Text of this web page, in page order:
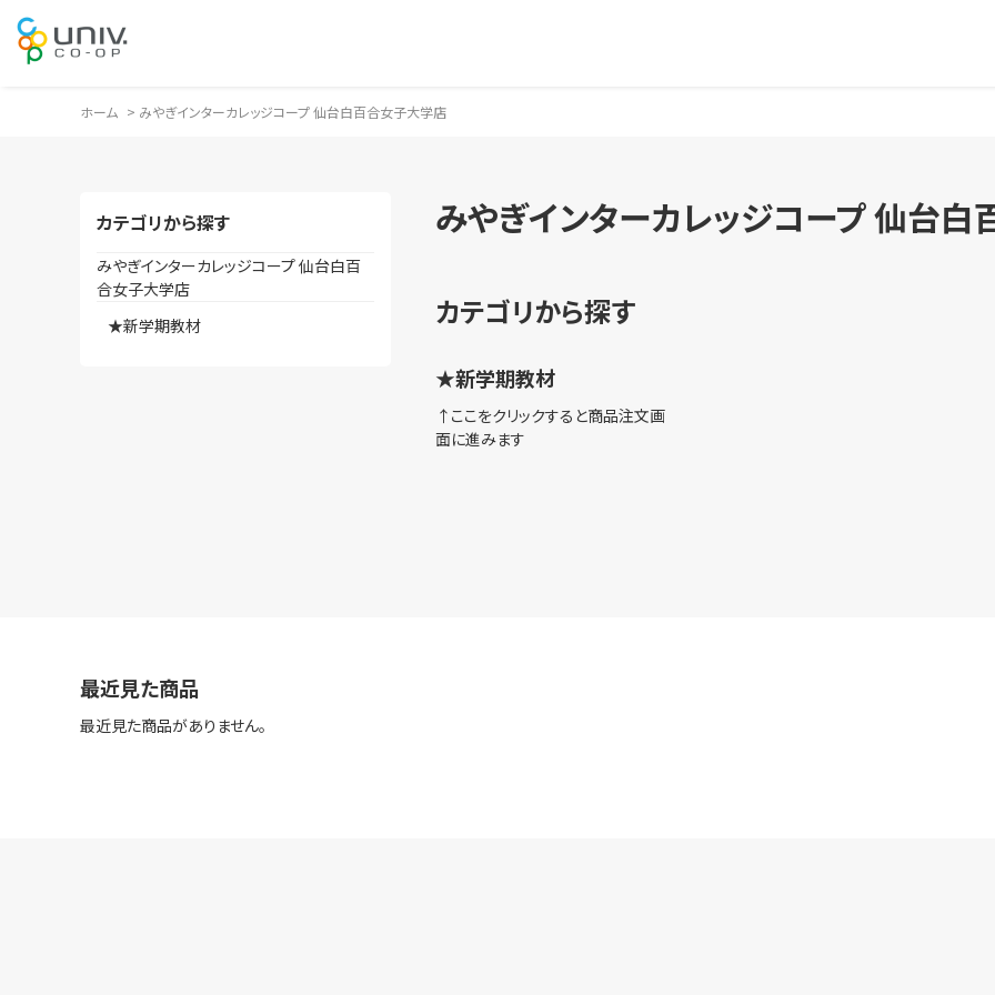
ホーム > みやぎインターカレッジコープ 仙台白百合女子大学店
カテゴリから探す
みやぎインターカレッジコープ 仙台白百
合女子大学店
★新学期教材
みやぎインターカレッジコープ 仙台
カテゴリから探す
★新学期教材
↑ここをクリックすると商品注文画
面に進みます
最近見た商品
最近見た商品がありません。